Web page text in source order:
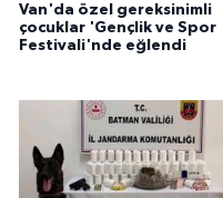
Van'da özel gereksinimli
çocuklar 'Gençlik ve Spor
Festivali'nde eğlendi